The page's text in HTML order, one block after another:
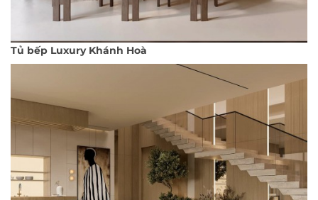
Tủ bếp Luxury Khánh Hoà